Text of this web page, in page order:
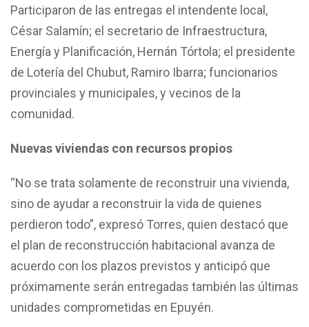
Participaron de las entregas el intendente local,
César Salamín; el secretario de Infraestructura,
Energía y Planificación, Hernán Tórtola; el presidente
de Lotería del Chubut, Ramiro Ibarra; funcionarios
provinciales y municipales, y vecinos de la
comunidad.
Nuevas viviendas con recursos propios
“No se trata solamente de reconstruir una vivienda,
sino de ayudar a reconstruir la vida de quienes
perdieron todo”, expresó Torres, quien destacó que
el plan de reconstrucción habitacional avanza de
acuerdo con los plazos previstos y anticipó que
próximamente serán entregadas también las últimas
unidades comprometidas en Epuyén.